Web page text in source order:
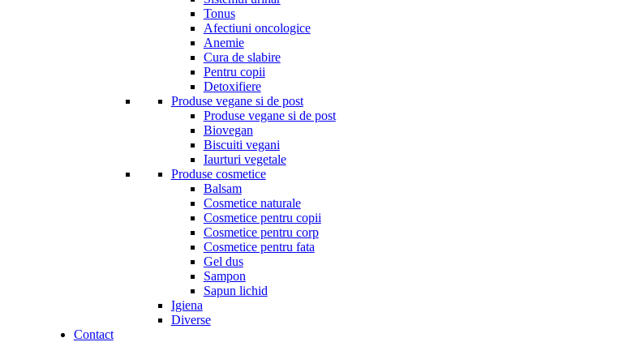
Tonus
Afectiuni oncologice
Anemie
Cura de slabire
Pentru copii
Detoxifiere
Produse vegane si de post
Produse vegane si de post
Biovegan
Biscuiti vegani
Iaurturi vegetale
Produse cosmetice
Balsam
Cosmetice naturale
Cosmetice pentru copii
Cosmetice pentru corp
Cosmetice pentru fata
Gel dus
Sampon
Sapun lichid
Igiena
Diverse
Contact